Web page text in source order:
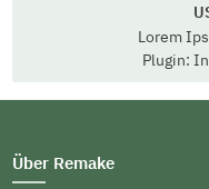
Lorem
Plugin:
Über Remake